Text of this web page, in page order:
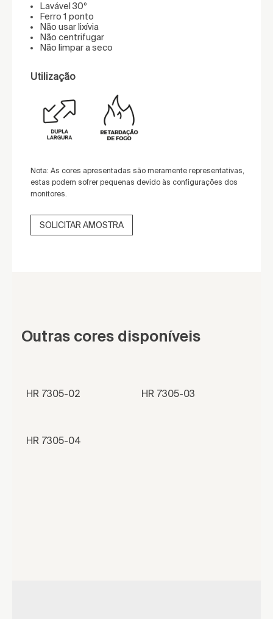
Lavável 30º
Ferro 1 ponto
Não usar lixívia
Não centrifugar
Não limpar a seco
Utilização
Nota: As cores apresentadas são meramente representativas,
estas podem sofrer pequenas devido às configurações dos
monitores.
SOLICITAR AMOSTRA
Outras cores disponíveis
HR 7305-02 HR 7305-03
HR 7305-04